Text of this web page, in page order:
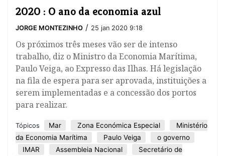
2020 : O ano da economia azul
JORGE MONTEZINHO / 25 jan 2020 9:18
Os próximos três meses vão ser de intenso
trabalho, diz o Ministro da Economia Marítima,
Paulo Veiga, ao Expresso das Ilhas. Há legislação
na fila de espera para ser aprovada, instituições a
serem implementadas e a concessão dos portos
para realizar.
Tópicos Mar Zona Económica Especial
Ministério
da Economia Marítima
Paulo Veiga
o governo
IMAR
Assembleia Nacional
Secretário de